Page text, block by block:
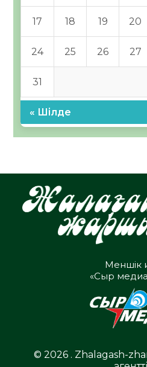
17 18 19 20
24 25 26 27
31
« Шілде
Меншік
«Сыр
© 2026 . Zhalagash-